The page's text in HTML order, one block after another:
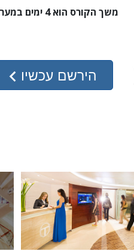
משך הקורס הוא 4 ימים במערכת שעות חלקית.
הירשם עכשיו